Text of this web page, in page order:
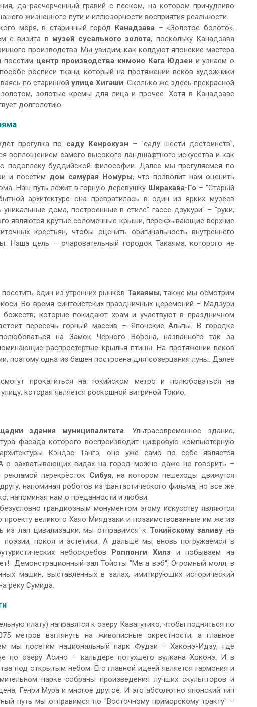
да расчерченный гравий с песком, на котором причудливо
жизненного пути и иллюзорности восприятия реальности.
моря, в старинный город
Канадзава – «Золотое болото».
с визита в музей сусального золота, поскольку Канадзава
производства. Мы увидим, как колдуют японские мастера
посетим центр производства кимоно Кага Юдзен и узнаем о
росписи ткани, который на протяжении веков художники
по старинной улице Хигаши. Сколько же здесь прекрасной
золотые кремы для лица и прочее. Хотя в Канадзаве
долголетию.
прогулка по саду Кенрокуэн – "саду шести достоинств",
воплощением самого высокого ландшафтного искусства и как
подоплеку буддийской философии. Далее мы прогуляемся по
и посетим дом самурая Номуры, что позволит нам оценить
Наш путь лежит в горную деревушку Ширакава-Го – "Старый
архитектуре она превратилась в один из ярких музеев
дома, построенные в стиле" гассе дзукури" – "руки,
являются крутые соломенные крыши, перекрывающие верхние
крестьян, чтобы оценить оригинальность внутреннего
Наша цель – очаровательный городок Такаяма, которого не
один из утренних рынков Такаямы, также мы осмотрим
Во время синтоистских праздничных церемоний – Мадзури
которые покидают храм и участвуют в праздничном
пересечь горный массив – Японские Альпы. В городке
на Замок Черного Ворона, названного так за
распростертые крылья птицы. На протяжении веков
поэтому одна из башен построена для созерцания луны. Далее
прокатиться на токийском метро и полюбоваться на
которая является роскошной витриной Токио.
здания муниципалитета. Ультрасовременное здание,
фасада которого воспроизводит цифровую компьютерную
Кэндзо Тангэ, оно уже само по себе является
о захватывающих видах на город можно даже не говорить –
перекрёсток Сибуя, на котором пешеходы движутся
напоминая роботов из фантастического фильма, но все же
напоминая нам о преданности и любви.
грандиозным монументом этому искусству являются
проекту великого Хаяо Миядзаки и позаимствованные им же из
из лап цивилизации, мы отправимся к Токийскому заливу на
поэзии, покоя и эстетики. А дальше мы вновь погружаемся в
небоскребов
Роппонги Хилз и побываем на
Демонстрационный зал Тойоты "Мега вэб", Огромный молл, в
машин, выставленных в залах, имитирующих исторический
реку Сумида.
плату) направятся к озеру Кавагутико, чтобы подняться по
метров взглянуть на живописные окрестности, а главное
мы посетим национальный парк Фудзи – Хаконэ-Идзу, где
по озеру Асино – кальдере потухшего вулкана Хоконэ. И в
под открытым небом. Его главной идеей является гармония и
парке собраны произведения лучших скульпторов и
Генри Мура и многое другое. И это абсолютно японский тип
путь мы отправимся по "Восточному приморскому тракту" –